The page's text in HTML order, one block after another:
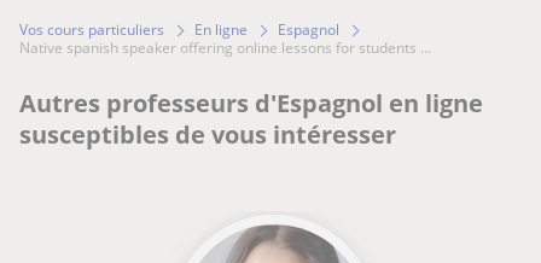
Vos cours particuliers En ligne
Espagnol
native spanish speaker offering online lessons for students ...
Autres professeurs d'Espagnol en ligne
susceptibles de vous intéresser